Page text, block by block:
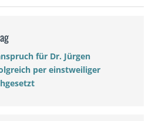
für Dr. Jürgen
per einstweiliger